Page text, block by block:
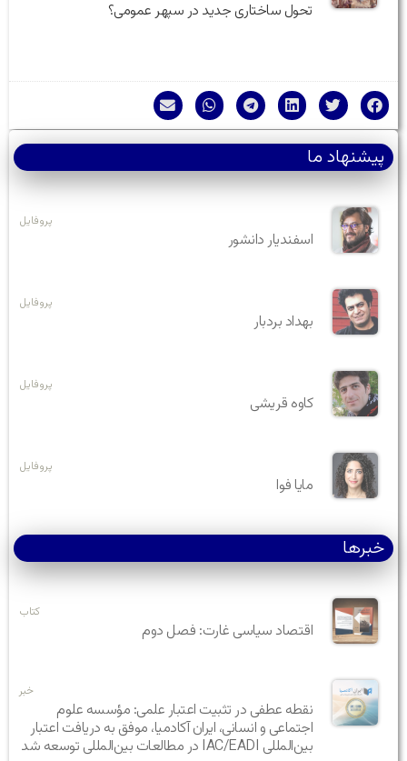
تحول ساختاری جدید در سپهر عمومی؟
پیشنهاد ما
پروفایل
اسفندیار دانشور
پروفایل
بهداد بردبار
پروفایل
کاوه قریشی
پروفایل
مایا فوا
خبرها
کتاب
اقتصاد سیاسی غارت: فصل دوم
خبر
نقطه عطفی در تثبیت اعتبار علمی: مؤسسه علوم
اجتماعی و انسانی، ایران آکادمیا، موفق به دریافت اعتبار
بین‌المللی IAC/EADI در مطالعات بین‌المللی توسعه شد